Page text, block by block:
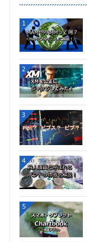
1
2
3
4
5